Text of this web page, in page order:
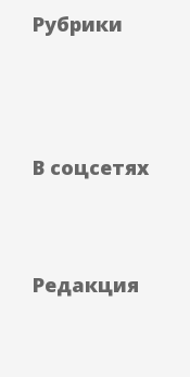
Рубрики
В соцсетях
Редакция